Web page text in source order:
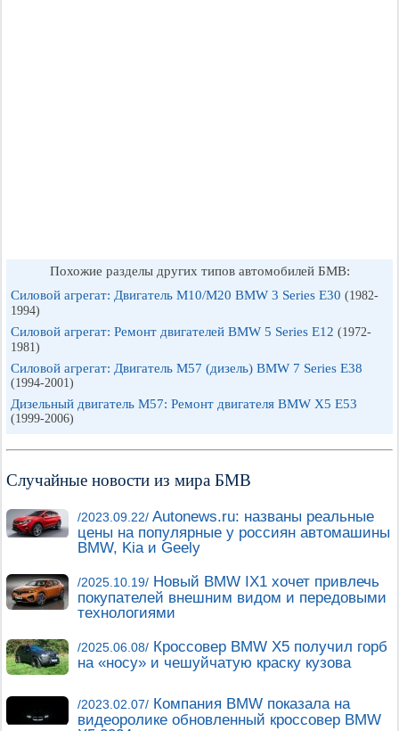
Похожие разделы других типов автомобилей БМВ:
Силовой агрегат: Двигатель М10/М20 BMW 3 Series E30 (1982-
1994)
Силовой агрегат: Ремонт двигателей BMW 5 Series E12 (1972-
1981)
Силовой агрегат: Двигатель M57 (дизель) BMW 7 Series E38
(1994-2001)
Дизельный двигатель М57: Ремонт двигателя BMW X5 E53
(1999-2006)
Случайные новости из мира БМВ
/2023.09.22/ Autonews.ru: названы реальные
цены на популярные у россиян автомашины
BMW, Kia и Geely
/2025.10.19/ Новый BMW IX1 хочет привлечь
покупателей внешним видом и передовыми
технологиями
/2025.06.08/ Кроссовер BMW X5 получил горб
на «носу» и чешуйчатую краску кузова
/2023.02.07/ Компания BMW показала на
видеоролике обновленный кроссовер BMW